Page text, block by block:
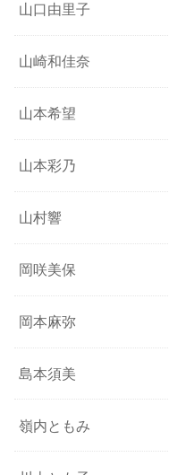
山口由里子
山崎和佳奈
山本希望
山本彩乃
山村響
岡咲美保
岡本麻弥
島本須美
嶺内ともみ